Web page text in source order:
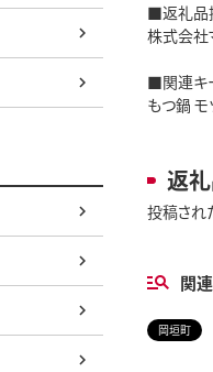
■返礼品
株式会社
■関連キ
もつ鍋
返
投稿され
関
岡垣町